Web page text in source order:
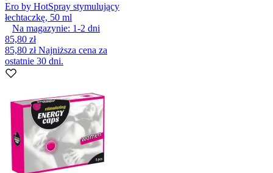
Ero by HotSpray stymulujący
łechtaczkę, 50 ml
Na magazynie: 1-2 dni
85,80 zł
85,80 złNajniższa cena za
ostatnie 30 dni.